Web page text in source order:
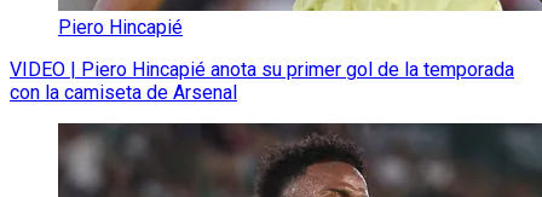
Piero Hincapié
VIDEO | Piero Hincapié anota su primer gol de la temporada
con la camiseta de Arsenal